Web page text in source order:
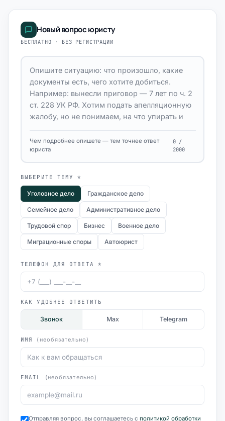
Новый вопрос юристу
БЕСПЛАТНО · БЕЗ РЕГИСТРАЦИИ
Чем подробнее опишете — тем точнее ответ
юриста
0 /
2000
ВЫБЕРИТЕ ТЕМУ *
Уголовное дело Гражданское дело
Семейное дело Административное дело
Трудовой спор Бизнес Военное дело
Миграционные споры Автоюрист
ТЕЛЕФОН ДЛЯ ОТВЕТА *
КАК УДОБНЕЕ ОТВЕТИТЬ
Звонок Max Telegram
ИМЯ (необязательно)
EMAIL (необязательно)
Отправляя вопрос, вы соглашаетесь с политикой обработки